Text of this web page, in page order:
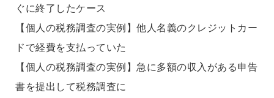
ぐに終了したケース
【個人の税務調査の実例】他人名義のクレジットカー
ドで経費を支払っていた
【個人の税務調査の実例】急に多額の収入がある申告
書を提出して税務調査に